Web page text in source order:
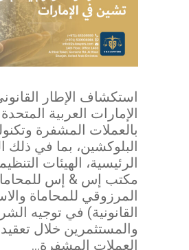
استكشاف الإطار
الإمارات العربية
بالعملات المشفرة
البلوكشين، بما في ذلك
الرئيسية، الهيئات
مكتب إس & إس
المرزوقي للمحاماة
القانونية) في توجيه
والمستثمرين خلال
العملات المشفرة...